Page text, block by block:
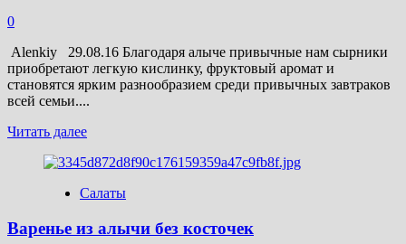
0
Alenkiy 29.08.16 Благодаря алыче привычные нам сырники
приобретают легкую кислинку, фруктовый аромат и
становятся ярким разнообразием среди привычных завтраков
всей семьи....
Читать далееПрочитать
о
с
(на
Салаты
Варенье из алычи без косточек